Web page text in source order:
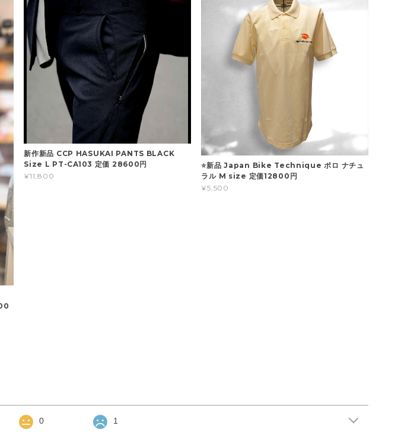
新作新品 CCP HASUKAI PANTS BLACK
Size L PT-CA103 定価 28600円
¥11,800
⭐新品 Japan Bike Technique ポロ ナチュ
ラル M size 定価12800円
¥5,500
0 1